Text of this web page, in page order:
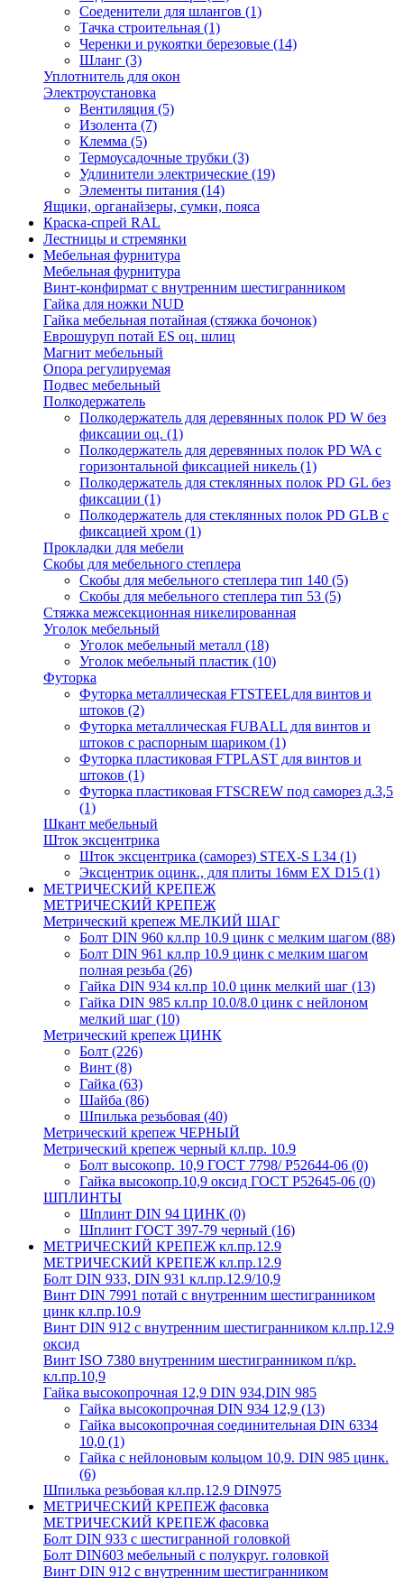
Соеденители для шлангов (1)
Тачка строительная (1)
Черенки и рукоятки березовые (14)
Шланг (3)
Уплотнитель для окон
Электроустановка
Вентиляция (5)
Изолента (7)
Клемма (5)
Термоусадочные трубки (3)
Удлинители электрические (19)
Элементы питания (14)
Ящики, органайзеры, сумки, пояса
Краска-спрей RAL
Лестницы и стремянки
Мебельная фурнитура
Мебельная фурнитура
Винт-конфирмат с внутренним шестигранником
Гайка для ножки NUD
Гайка мебельная потайная (стяжка бочонок)
Еврошуруп потай ES оц. шлиц
Магнит мебельный
Опора регулируемая
Подвес мебельный
Полкодержатель
Полкодержатель для деревянных полок PD W без
фиксации оц. (1)
Полкодержатель для деревянных полок PD WA с
горизонтальной фиксацией никель (1)
Полкодержатель для стеклянных полок PD GL без
фиксации (1)
Полкодержатель для стеклянных полок PD GLВ с
фиксацией хром (1)
Прокладки для мебели
Скобы для мебельного степлера
Скобы для мебельного степлера тип 140 (5)
Скобы для мебельного степлера тип 53 (5)
Стяжка межсекционная никелированная
Уголок мебельный
Уголок мебельный металл (18)
Уголок мебельный пластик (10)
Футорка
Футорка металлическая FTSTEELдля винтов и
штоков (2)
Футорка металлическая FUBALL для винтов и
штоков с распорным шариком (1)
Футорка пластиковая FTPLAST для винтов и
штоков (1)
Футорка пластиковая FTSCREW под саморез д.3,5
(1)
Шкант мебельный
Шток эксцентрика
Шток эксцентрика (саморез) STEX-S L34 (1)
Эксцентрик оцинк., для плиты 16мм EX D15 (1)
МЕТРИЧЕСКИЙ КРЕПЕЖ
МЕТРИЧЕСКИЙ КРЕПЕЖ
Метрический крепеж МЕЛКИЙ ШАГ
Болт DIN 960 кл.пр 10.9 цинк с мелким шагом (88)
Болт DIN 961 кл.пр 10.9 цинк с мелким шагом
полная резьба (26)
Гайка DIN 934 кл.пр 10.0 цинк мелкий шаг (13)
Гайка DIN 985 кл.пр 10.0/8.0 цинк с нейлоном
мелкий шаг (10)
Метрический крепеж ЦИНК
Болт (226)
Винт (8)
Гайка (63)
Шайба (86)
Шпилька резьбовая (40)
Метрический крепеж ЧЕРНЫЙ
Метрический крепеж черный кл.пр. 10.9
Болт высокопр. 10,9 ГОСТ 7798/ Р52644-06 (0)
Гайка высокопр.10,9 оксид ГОСТ Р52645-06 (0)
ШПЛИНТЫ
Шплинт DIN 94 ЦИНК (0)
Шплинт ГОСТ 397-79 черный (16)
МЕТРИЧЕСКИЙ КРЕПЕЖ кл.пр.12.9
МЕТРИЧЕСКИЙ КРЕПЕЖ кл.пр.12.9
Болт DIN 933, DIN 931 кл.пр.12.9/10,9
Винт DIN 7991 потай с внутренним шестигранником
цинк кл.пр.10.9
Винт DIN 912 с внутренним шестигранником кл.пр.12.9
оксид
Винт ISO 7380 внутренним шестигранником п/кр.
кл.пр.10,9
Гайка высокопрочная 12,9 DIN 934,DIN 985
Гайка высокопрочная DIN 934 12,9 (13)
Гайка высокопрочная соединительная DIN 6334
10,0 (1)
Гайка с нейлоновым кольцом 10,9. DIN 985 цинк.
(6)
Шпилька резьбовая кл.пр.12.9 DIN975
МЕТРИЧЕСКИЙ КРЕПЕЖ фасовка
МЕТРИЧЕСКИЙ КРЕПЕЖ фасовка
Болт DIN 933 с шестигранной головкой
Болт DIN603 мебельный с полукруг. головкой
Винт DIN 912 с внутренним шестигранником